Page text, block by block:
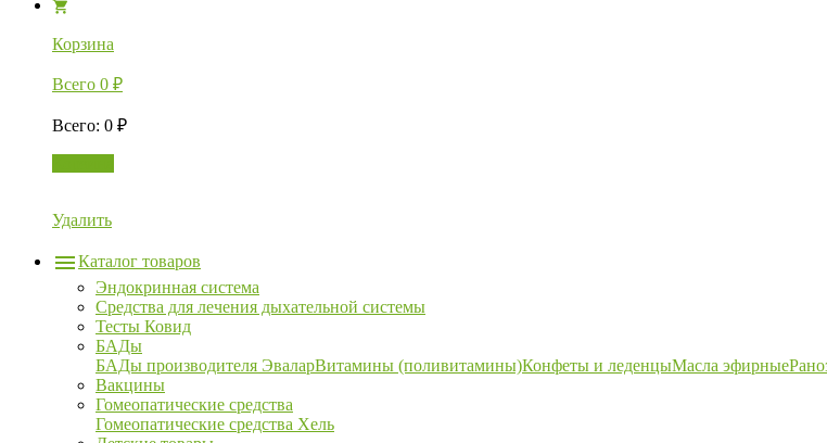
Корзина
Всего 0 ₽
Всего: 0 ₽
Удалить
Каталог товаров
Эндокринная система
Средства для лечения дыхательной системы
Тесты Ковид
БАДы
БАДы производителя ЭваларВитамины (поливитамины)Конфеты и леденцыМасла эфирные
Вакцины
Гомеопатические средства
Гомеопатические средства Хель